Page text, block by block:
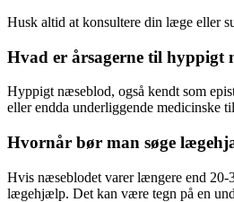
Husk altid at konsultere din læge eller
Hvad er årsagerne til hyppigt
Hyppigt næseblod, også kendt som
eller endda underliggende medicinske
Hvornår bør man søge
Hvis næseblodet varer længere end 20-
lægehjælp. Det kan være tegn på en